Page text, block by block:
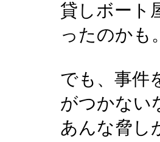
貸しボート
ったのかも。
でも、事件
がつかない
あんな脅し